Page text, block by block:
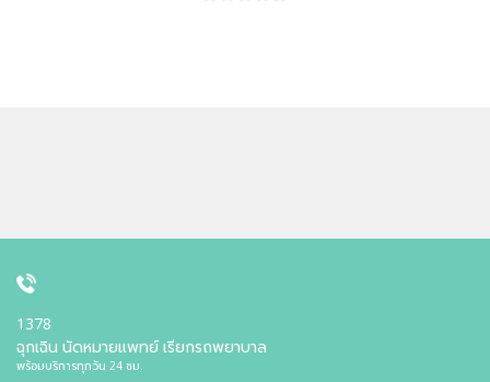
1378
ฉุกเฉิน นัดหมายแพทย์ เรียกรถพยาบาล
พร้อมบริการทุกวัน 24 ชม.